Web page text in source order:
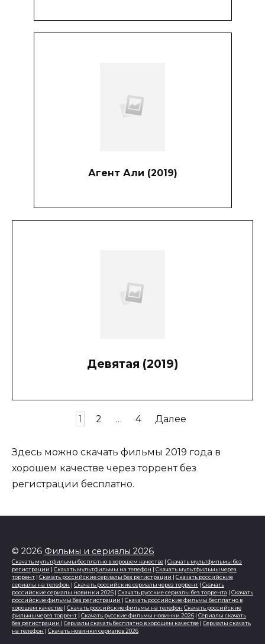
Агент Али (2019)
Девятая (2019)
1 2 … 4 Далее
Здесь можно скачать фильмы 2019 года в
хорошем качестве через торрент без
регистрации бесплатно.
© 2026 Фильмы и сериалы 2026
Скачать мультфильмы бесплатно в хорошем качестве | Скачать мультфильмы без
регистрации | Скачать мультфильмы на телефон | Скачать мультфильмы через
торрент | Скачать российские сериалы без регистрации | Скачать российские
сериалы на телефон | Скачать российские сериалы через торрент | Скачать
российские сериалы новинки 2026 | Скачать русские сериалы без торрента | Скачать
российские фильмы без регистрации | Скачать российские фильмы бесплатно в
хорошем качестве | Скачать российские фильмы на телефон Скачать российские
фильмы через торрент | Скачать русские фильмы новинки 2026 | Сериалы скачать
без регистрации | Сериалы скачать бесплатно в хорошем качестве | Сериалы скачать
на телефон | Скачать новинки сериалов 2026